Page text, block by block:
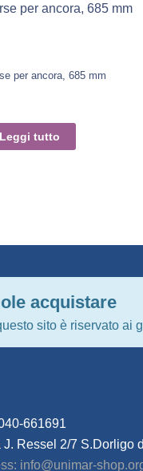
per ancora, 685 mm
per ancora, 685 mm
Leggi tutto
acquistare
sito è riservato ai
661691
J. Ressel 2/7 S.Dorligo
info@unimar-